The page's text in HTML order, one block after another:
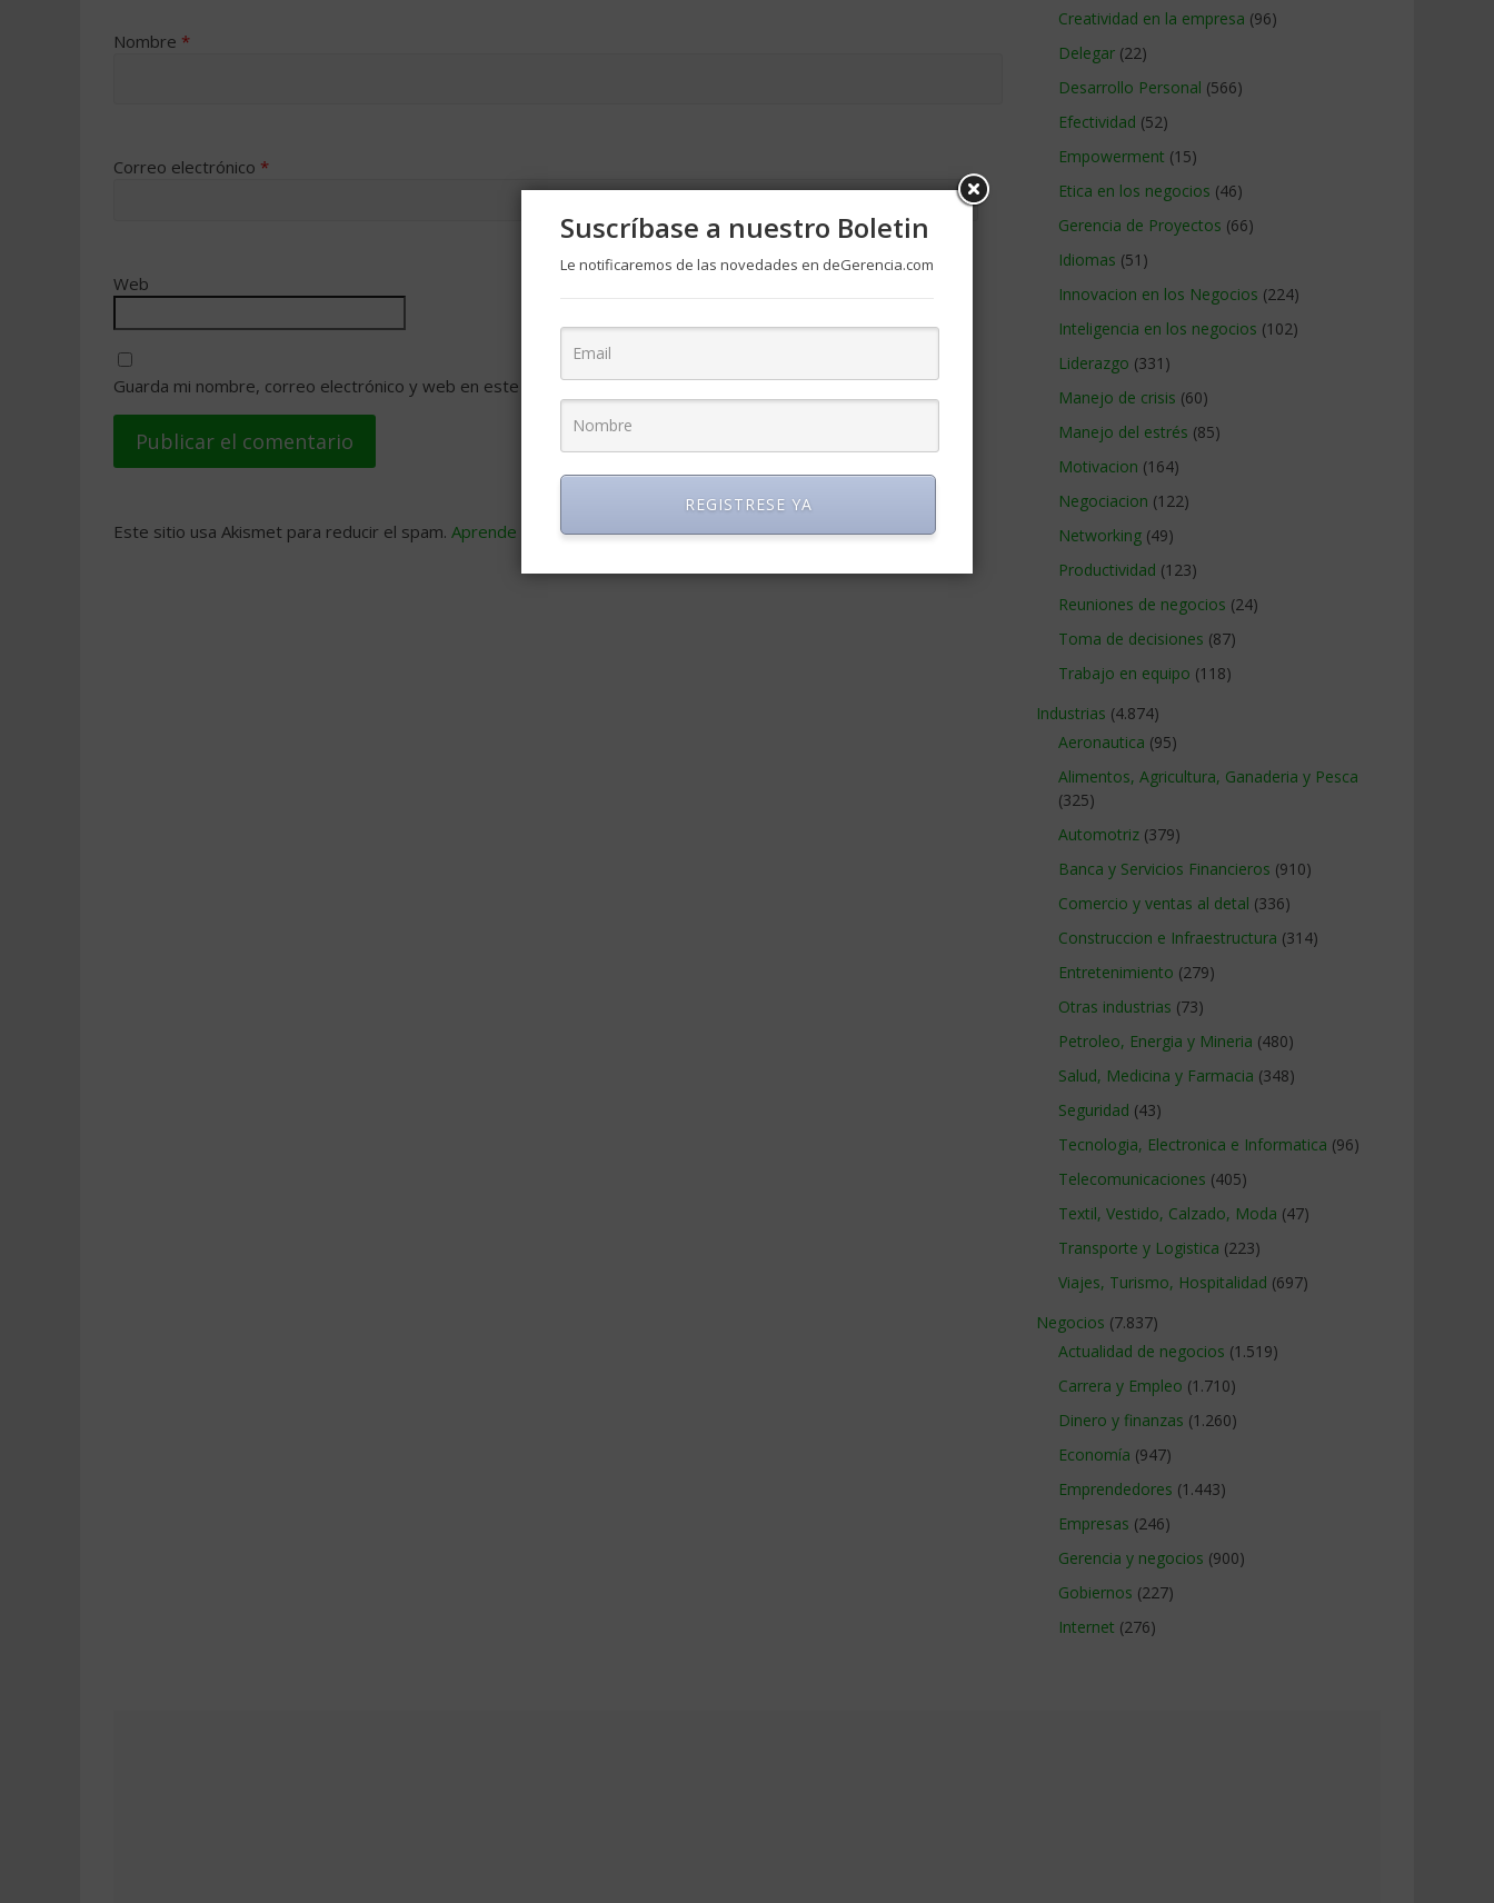
Nombre *
Correo electrónico *
Web
Guarda mi nombre, correo electrónico y web en este navegador para la próxima vez que comente.
Este sitio usa Akismet para reducir el spam. Aprende cómo se procesan los datos de tus comentarios.
Creatividad en la empresa (96)
Delegar (22)
Desarrollo Personal (566)
Efectividad (52)
Empowerment (15)
Etica en los negocios (46)
Gerencia de Proyectos (66)
Idiomas (51)
Innovacion en los Negocios (224)
Inteligencia en los negocios (102)
Liderazgo (331)
Manejo de crisis (60)
Manejo del estrés (85)
Motivacion (164)
Negociacion (122)
Networking (49)
Productividad (123)
Reuniones de negocios (24)
Toma de decisiones (87)
Trabajo en equipo (118)
Industrias (4.874)
Aeronautica (95)
Alimentos, Agricultura, Ganaderia y Pesca
(325)
Automotriz (379)
Banca y Servicios Financieros (910)
Comercio y ventas al detal (336)
Construccion e Infraestructura (314)
Entretenimiento (279)
Otras industrias (73)
Petroleo, Energia y Mineria (480)
Salud, Medicina y Farmacia (348)
Seguridad (43)
Tecnologia, Electronica e Informatica (96)
Telecomunicaciones (405)
Textil, Vestido, Calzado, Moda (47)
Transporte y Logistica (223)
Viajes, Turismo, Hospitalidad (697)
Negocios (7.837)
Actualidad de negocios (1.519)
Carrera y Empleo (1.710)
Dinero y finanzas (1.260)
Economía (947)
Emprendedores (1.443)
Empresas (246)
Gerencia y negocios (900)
Gobiernos (227)
Internet (276)
Suscríbase a nuestro Boletin
Le notificaremos de las novedades en deGerencia.com
REGISTRESE YA